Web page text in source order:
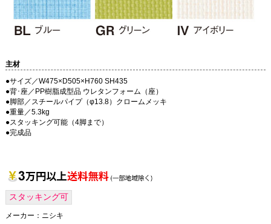
主材
●サイズ／W475×D505×H760 SH435
●背･座／PP樹脂成型品 ウレタンフォーム（座）
●脚部／スチールパイプ（φ13.8）クロームメッキ
●重量／5.3kg
●スタッキング可能（4脚まで）
●完成品
スタッキング可
メーカー： ニシキ